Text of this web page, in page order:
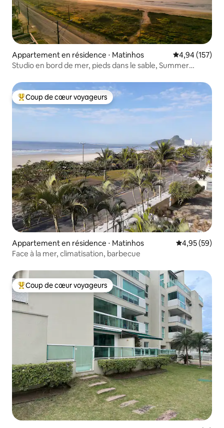
Appartement en résidence ⋅ Matinhos Évaluation
4,94 (157)
Studio en bord de mer, pieds dans le sable, Summer
Coups de cœur voyageurs les plus appréciés
Coup de cœur voyageurs
Appartement en résidence ⋅ Matinhos Évaluation
4,95 (59)
Face à la mer, climatisation, barbecue
Coups de cœur voyageurs les plus appréciés
Coup de cœur voyageurs